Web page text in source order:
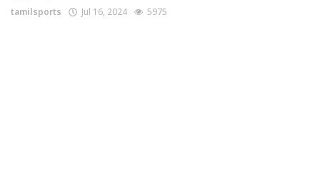
tamilsports Jul 16, 2024 5975